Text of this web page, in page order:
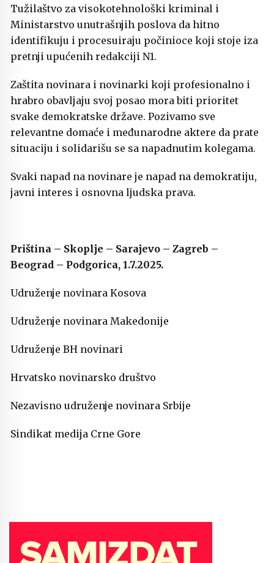
Tužilaštvo za visokotehnološki kriminal i
Ministarstvo unutrašnjih poslova da hitno
identifikuju i procesuiraju počinioce koji stoje iza
pretnji upućenih redakciji N1.
Zaštita novinara i novinarki koji profesionalno i
hrabro obavljaju svoj posao mora biti prioritet
svake demokratske države. Pozivamo sve
relevantne domaće i međunarodne aktere da prate
situaciju i solidarišu se sa napadnutim kolegama.
Svaki napad na novinare je napad na demokratiju,
javni interes i osnovna ljudska prava.
Priština – Skoplje – Sarajevo – Zagreb –
Beograd – Podgorica, 1.7.2025.
Udruženje novinara Kosova
Udruženje novinara Makedonije
Udruženje BH novinari
Hrvatsko novinarsko društvo
Nezavisno udruženje novinara Srbije
Sindikat medija Crne Gore